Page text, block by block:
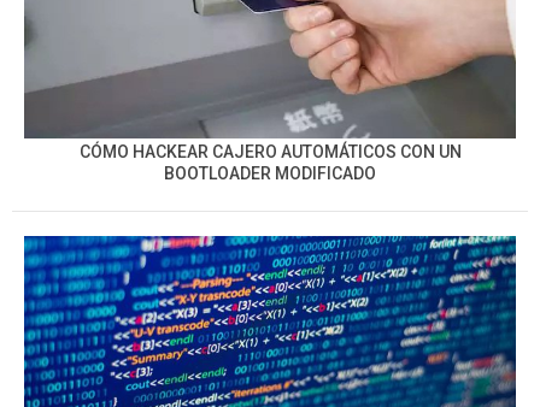
CÓMO HACKEAR CAJERO AUTOMÁTICOS CON UN
BOOTLOADER MODIFICADO